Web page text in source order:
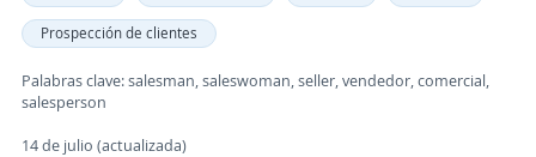
Prospección de clientes
Palabras clave: salesman, saleswoman, seller, vendedor, comercial,
salesperson
14 de julio (actualizada)